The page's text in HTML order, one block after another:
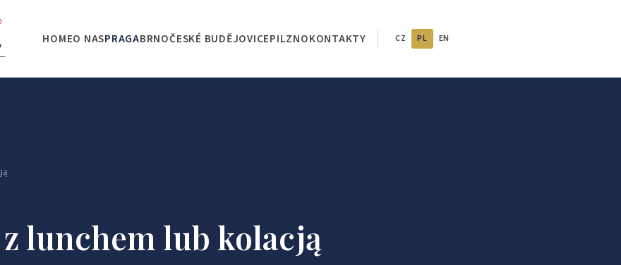
HOMEO NASPRAGABRNOČESKÉ BUDĚJOVICEPILZNOKONTAKTY CZ PL EN
z lunchem lub kolacją